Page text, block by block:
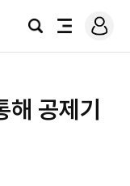
검
전
로
그
공제기